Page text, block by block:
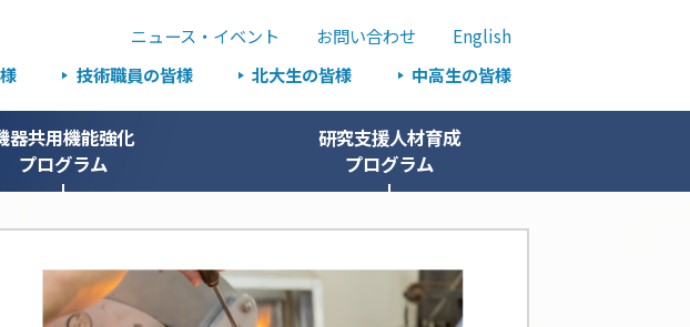
ニュース・イベント お問い合わせ
English
技術職員の皆様 北大生の皆様 中高生の皆様
器共用機能強化
プログラム
研究支援人材育成
プログラム